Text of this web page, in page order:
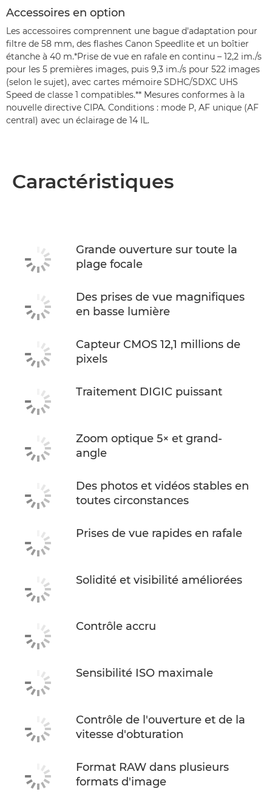
Accessoires en option
Les accessoires comprennent une bague d'adaptation pour
filtre de 58 mm, des flashes Canon Speedlite et un boîtier
étanche à 40 m.*Prise de vue en rafale en continu – 12,2 im./s
pour les 5 premières images, puis 9,3 im./s pour 522 images
(selon le sujet), avec cartes mémoire SDHC/SDXC UHS
Speed de classe 1 compatibles.** Mesures conformes à la
nouvelle directive CIPA. Conditions : mode P, AF unique (AF
central) avec un éclairage de 14 IL.
Caractéristiques
Grande ouverture sur toute la
plage focale
Des prises de vue magnifiques
en basse lumière
Capteur CMOS 12,1 millions de
pixels
Traitement DIGIC puissant
Zoom optique 5× et grand-
angle
Des photos et vidéos stables en
toutes circonstances
Prises de vue rapides en rafale
Solidité et visibilité améliorées
Contrôle accru
Sensibilité ISO maximale
Contrôle de l'ouverture et de la
vitesse d'obturation
Format RAW dans plusieurs
formats d'image